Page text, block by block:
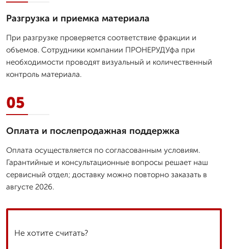
Разгрузка и приемка материала
При разгрузке проверяется соответствие фракции и
объемов. Сотрудники компании ПРОНЕРУДУфа при
необходимости проводят визуальный и количественный
контроль материала.
05
Оплата и послепродажная поддержка
Оплата осуществляется по согласованным условиям.
Гарантийные и консультационные вопросы решает наш
сервисный отдел; доставку можно повторно заказать в
августе 2026.
Не хотите считать?